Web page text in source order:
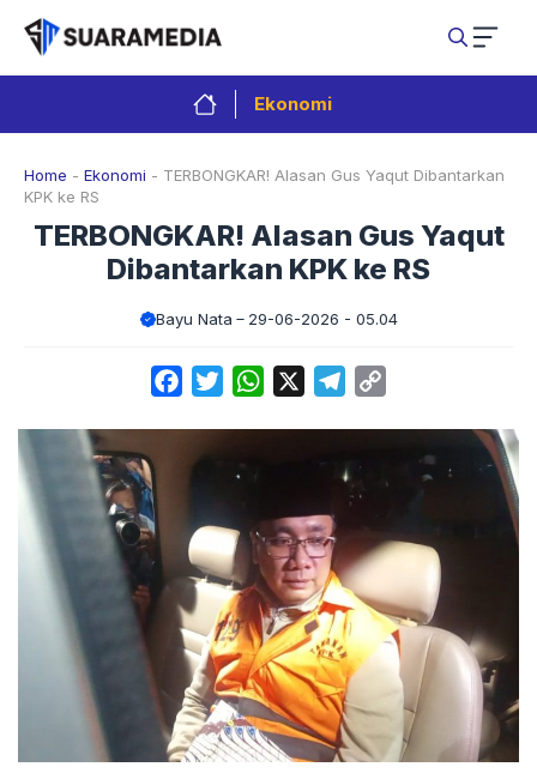
Langsung
isi
Ekonomi
Home - Ekonomi - TERBONGKAR! Alasan Gus Yaqut Dibantarkan
KPK ke RS
TERBONGKAR! Alasan Gus Yaqut
Dibantarkan KPK ke RS
Bayu Nata 29-06-2026 - 05.04
FacebookTwitterWhatsApp Telegram